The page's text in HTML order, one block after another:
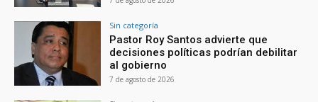
Sin categoría
Pastor Roy Santos advierte que
decisiones políticas podrían debilitar
al gobierno
7 de agosto de 2026